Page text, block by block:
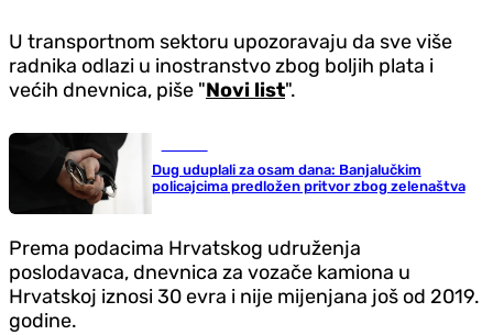
U transportnom sektoru upozoravaju da sve više
radnika odlazi u inostranstvo zbog boljih plata i
većih dnevnica, piše "Novi list".
Dug uduplali za osam dana: Banjalučkim
policajcima predložen pritvor zbog zelenaštva
Prema podacima Hrvatskog udruženja
poslodavaca, dnevnica za vozače kamiona u
Hrvatskoj iznosi 30 evra i nije mijenjana još od 2019.
godine.